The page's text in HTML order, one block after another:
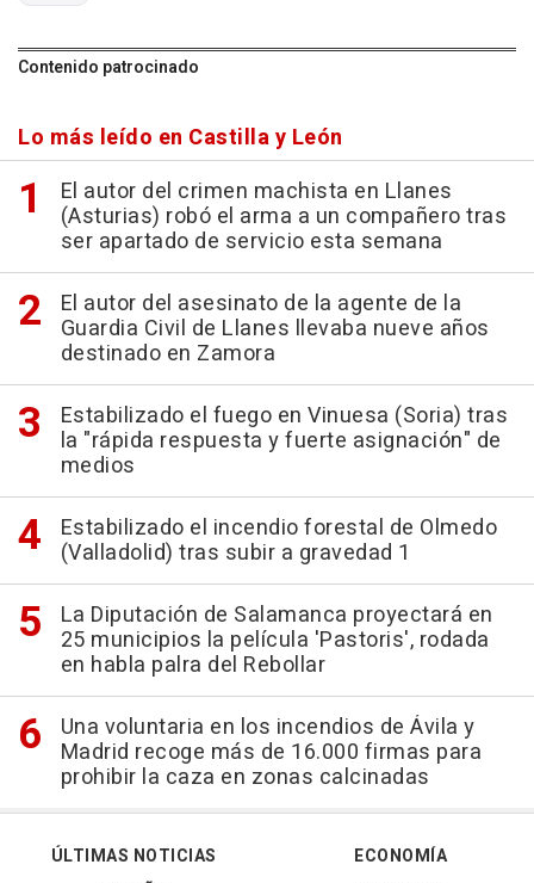
Contenido patrocinado
Lo más leído en Castilla y León
El autor del crimen machista en Llanes
(Asturias) robó el arma a un compañero tras
ser apartado de servicio esta semana
El autor del asesinato de la agente de la
Guardia Civil de Llanes llevaba nueve años
destinado en Zamora
Estabilizado el fuego en Vinuesa (Soria) tras
la "rápida respuesta y fuerte asignación" de
medios
Estabilizado el incendio forestal de Olmedo
(Valladolid) tras subir a gravedad 1
La Diputación de Salamanca proyectará en
25 municipios la película 'Pastoris', rodada
en habla palra del Rebollar
Una voluntaria en los incendios de Ávila y
Madrid recoge más de 16.000 firmas para
prohibir la caza en zonas calcinadas
ÚLTIMAS NOTICIAS
ECONOMÍA